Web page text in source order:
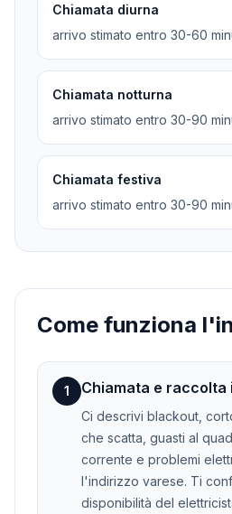
Chiamata diurna
arrivo stimato entro 30-60
Chiamata notturna
arrivo stimato entro 30-90
Chiamata festiva
arrivo stimato entro 30-90
Come funziona
1 Chiamata e raccolta
Ci descrivi blackout,
che scatta, guasti al
corrente e problemi
l'indirizzo varese. Ti
disponibilità del